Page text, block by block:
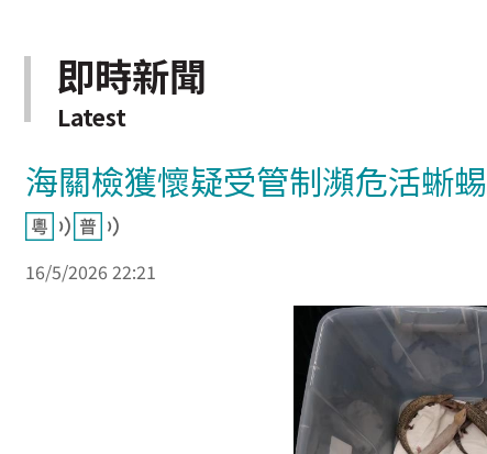
即時新聞
Latest
海關檢獲懷疑受管制瀕危活蜥蜴
16/5/2026 22:21